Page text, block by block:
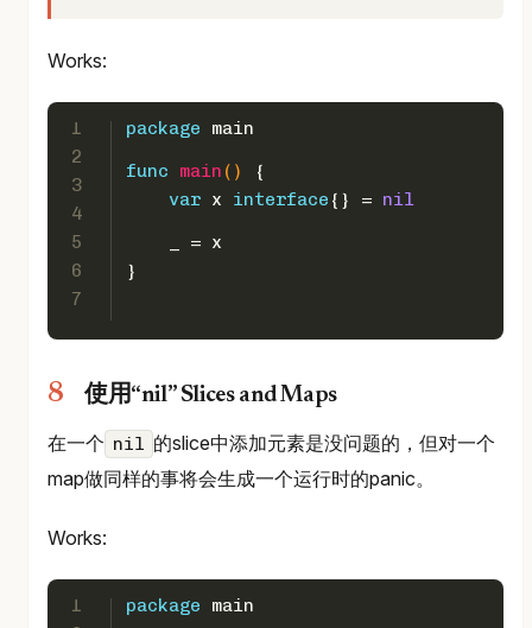
Works:
1
2
3
4
5
6
7
package main
func
main ()
{
var x interface {} = nil
    _ = x
}
使用“nil” Slices and Maps
在一个 nil
的slice中添加元素是没问题的，但对一个
map做同样的事将会生成一个运行时的panic。
Works:
1
package main